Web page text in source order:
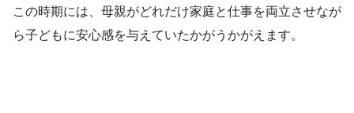
この時期には、母親がどれだけ家庭と仕事を両立させなが
ら子どもに安心感を与えていたかがうかがえます。